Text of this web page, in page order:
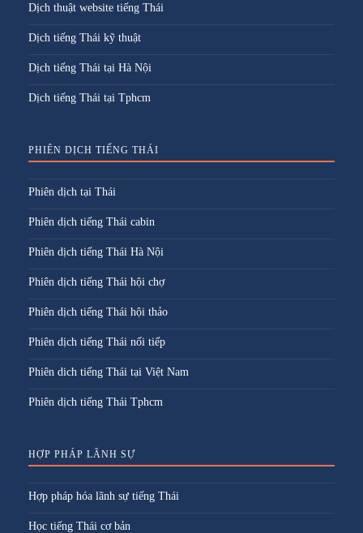
Dịch thuật website tiếng Thái
Dịch tiếng Thái kỹ thuật
Dịch tiếng Thái tại Hà Nội
Dịch tiếng Thái tại Tphcm
PHIÊN DỊCH TIẾNG THÁI
Phiên dịch tại Thái
Phiên dịch tiếng Thái cabin
Phiên dịch tiếng Thái Hà Nội
Phiên dịch tiếng Thái hội chợ
Phiên dịch tiếng Thái hội thảo
Phiên dịch tiếng Thái nối tiếp
Phiên dich tiếng Thái tại Việt Nam
Phiên dịch tiếng Thái Tphcm
HỢP PHÁP LÃNH SỰ
Hợp pháp hóa lãnh sự tiếng Thái
Học tiếng Thái cơ bản